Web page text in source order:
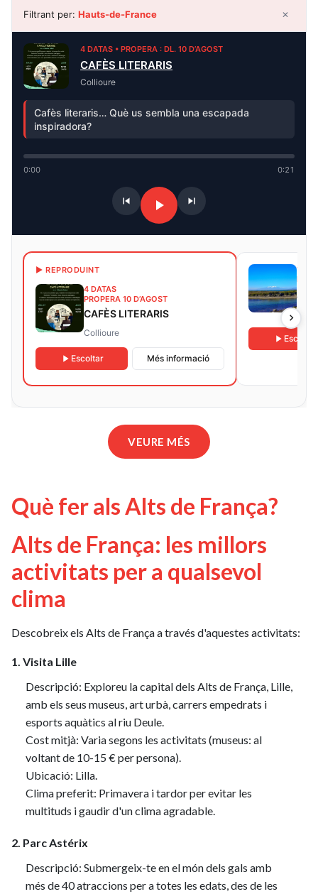
Filtrant per: Hauts-de-France ✕
4 DATAS • PROPERA : DL. 10 D’AGOST
CAFÈS LITERARIS
Collioure
Cafès literaris… Què us sembla una escapada
inspiradora?
0:00 0:21
▶ REPRODUINT
4 DATAS
PROPERA 10 D’AGOST
CAFÈS LITERARIS
Collioure
Escoltar Més informació
10
LE
Escoltar
VEURE MÉS
Què fer als Alts de França?
Alts de França: les millors
activitats per a qualsevol
clima
Descobreix els Alts de França a través d'aquestes activitats:
1. Visita Lille
Descripció: Exploreu la capital dels Alts de França, Lille,
amb els seus museus, art urbà, carrers empedrats i
esports aquàtics al riu Deule.
Cost mitjà: Varia segons les activitats (museus: al
voltant de 10-15 € per persona).
Ubicació: Lilla.
Clima preferit: Primavera i tardor per evitar les
multituds i gaudir d'un clima agradable.
2. Parc Astérix
Descripció: Submergeix-te en el món dels gals amb
més de 40 atraccions per a totes les edats, des de les